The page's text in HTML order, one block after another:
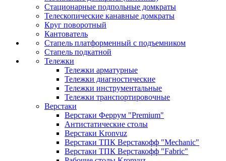
Стационарные подпольные домкраты
Телескопические канавные домкраты
Круг поворотный
Кантователь
Стапель платформенный с подъемником
Стапель подкатной
Тележки
Тележки арматурные
Тележки диагностические
Тележки инструментальные
Тележки транспортировочные
Верстаки
Верстаки Феррум "Premium"
Антистатические столы
Верстаки Kronvuz
Верстаки ТПК Верстакофф "Mechanic"
Верстаки ТПК Верстакофф "Fabric"